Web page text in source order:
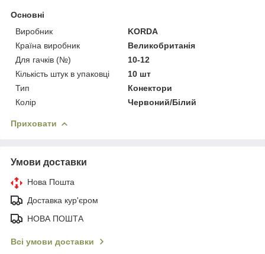
Основні
Виробник
KORDA
Країна виробник
Великобританія
Для гачків (№)
10-12
Кількість штук в упаковці
10 шт
Тип
Конектори
Колір
Червоний/Білий
Приховати
Умови доставки
Нова Пошта
Доставка кур'єром
НОВА ПОШТА
Всі умови доставки